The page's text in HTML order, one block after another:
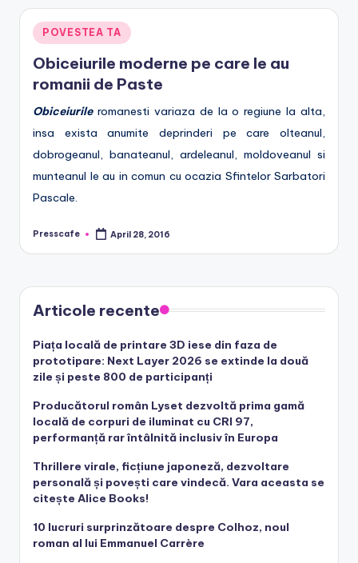
a
f
e
r
o
Posted
POVESTEA TA
Obiceiurile moderne pe care le au
romanii de Paste
Obiceiurileromanesti variaza de la o regiune la alta,
insa exista anumite deprinderi pe care olteanul,
dobrogeanul, banateanul, ardeleanul, moldoveanul si
munteanul le au in comun cu ocazia Sfintelor Sarbatori
Pascale.
Posted
Presscafe April 28, 2016
Articole recente
Piața locală de printare 3D iese din faza de
prototipare: Next Layer 2026 se extinde la două
zile și peste 800 de participanți
Producătorul român Lyset dezvoltă prima gamă
locală de corpuri de iluminat cu CRI 97,
performanță rar întâlnită inclusiv în Europa
Thrillere virale, ficțiune japoneză, dezvoltare
personală și povești care vindecă. Vara aceasta se
citește Alice Books!
10 lucruri surprinzătoare despre Colhoz, noul
roman al lui Emmanuel Carrère